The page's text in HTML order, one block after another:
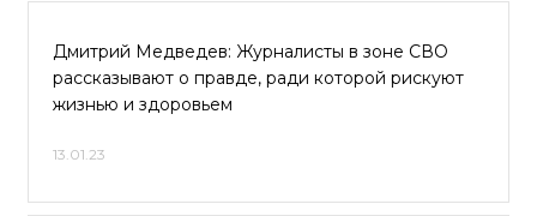
Дмитрий Медведев: Журналисты в зоне СВО
рассказывают о правде, ради которой рискуют
жизнью и здоровьем
13.01.23